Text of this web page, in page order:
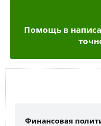
Помощь в
Финансовая